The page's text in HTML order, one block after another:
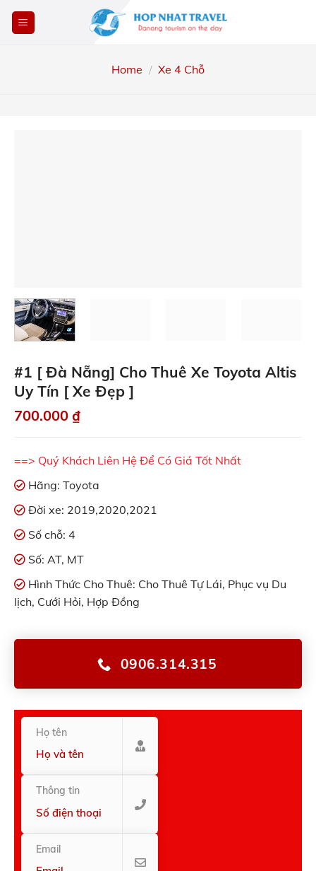
Skip
Home / Xe 4 Chỗ
#1 [ Đà Nẵng] Cho Thuê Xe Toyota Altis
Uy Tín [ Xe Đẹp ]
700.000 ₫
==> Quý Khách Liên Hệ Để Có Giá Tốt Nhất
Hãng: Toyota
Đời xe: 2019,2020,2021
Số chỗ: 4
Số: AT, MT
Hình Thức Cho Thuê: Cho Thuê Tự Lái, Phục vụ Du
lịch, Cưới Hỏi, Hợp Đồng
0906.314.315
Họ tên
Thông tin
Email